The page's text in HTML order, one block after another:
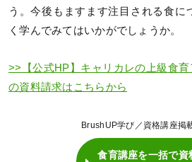
う。今後もますます注目される食に
く学んでみてはいかがでしょうか。
>>【公式HP】キャリカレの上級食
の資料請求はこちらから
BrushUP学び／資格講座掲
食育講座を一括で資